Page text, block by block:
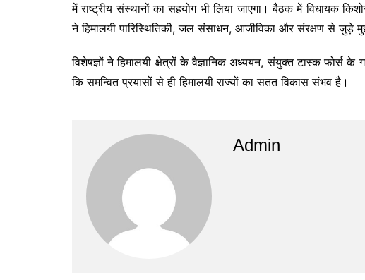
में राष्ट्रीय संस्थानों का सहयोग भी लिया जाएगा। बैठक में विधायक
ने हिमालयी पारिस्थितिकी, जल संसाधन, आजीविका और संरक्षण से जुड़े
विशेषज्ञों ने हिमालयी क्षेत्रों के वैज्ञानिक अध्ययन, संयुक्त टास्क
कि समन्वित प्रयासों से ही हिमालयी राज्यों का सतत विकास संभव है।
Admin